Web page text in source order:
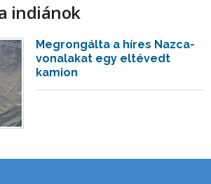
indiánok
Megrongálta a híres Nazca-
vonalakat egy eltévedt
kamion